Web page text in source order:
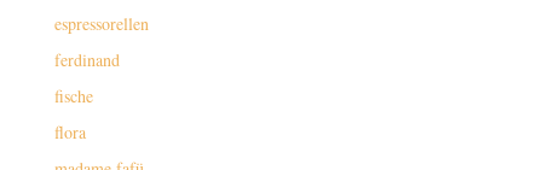
espressorellen
ferdinand
fische
flora